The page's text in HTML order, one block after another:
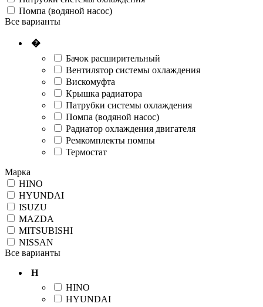
Помпа (водяной насос)
Все варианты
�
Бачок расширительный
Вентилятор системы охлаждения
Вискомуфта
Крышка радиатора
Патрубки системы охлаждения
Помпа (водяной насос)
Радиатор охлаждения двигателя
Ремкомплекты помпы
Термостат
Марка
HINO
HYUNDAI
ISUZU
MAZDA
MITSUBISHI
NISSAN
Все варианты
H
HINO
HYUNDAI